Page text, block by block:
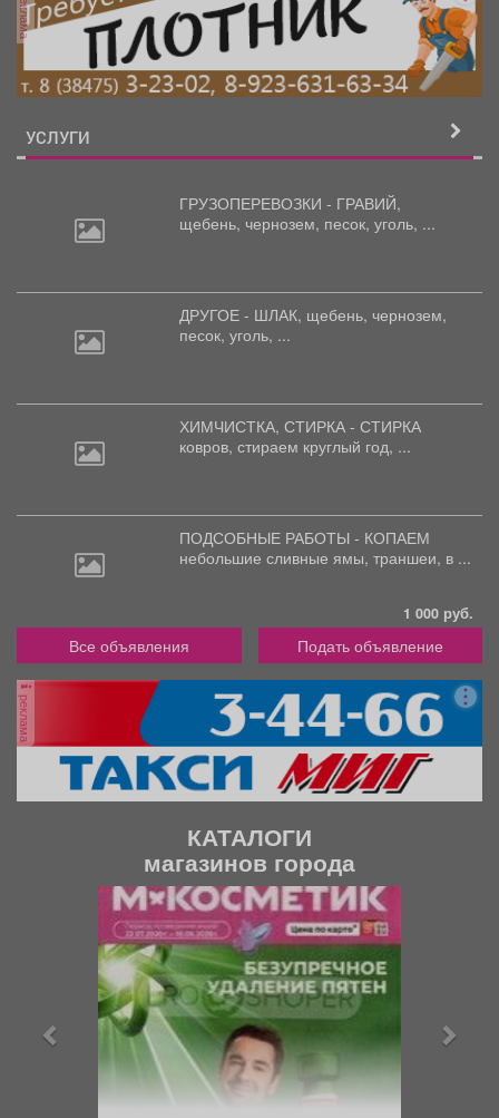
реклама
УСЛУГИ
ГРУЗОПЕРЕВОЗКИ - ГРАВИЙ,
щебень, чернозем, песок, уголь, ...
ДРУГОЕ - ШЛАК, щебень, чернозем,
песок, уголь, ...
ХИМЧИСТКА, СТИРКА - СТИРКА
ковров, стираем круглый год, ...
ПОДСОБНЫЕ РАБОТЫ - КОПАЕМ
небольшие сливные ямы, траншеи, в ...
1 000 руб.
Все объявления Подать объявление
реклама
КАТАЛОГИ
магазинов города